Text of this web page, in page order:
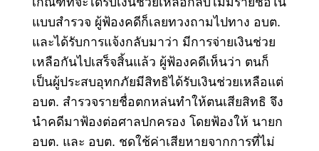
แบบสำรวจ ผู้ฟ้องคดีก็เลยทวงถามไปทาง อบต.
และได้รับการแจ้งกลับมาว่า มีการจ่ายเงินช่วย
เหลือกันไปเสร็จสิ้นแล้ว ผู้ฟ้องคดีเห็นว่า ตนก็
เป็นผู้ประสบอุทกภัยมีสิทธิได้รับเงินช่วยเหลือแต่
อบต. สำรวจรายชื่อตกหล่นทำให้ตนเสียสิทธิ จึง
นำคดีมาฟ้องต่อศาลปกครอง โดยฟ้องให้ นายก
อบต. และ อบต. ชดใช้ค่าเสียหายจากการที่ไม่